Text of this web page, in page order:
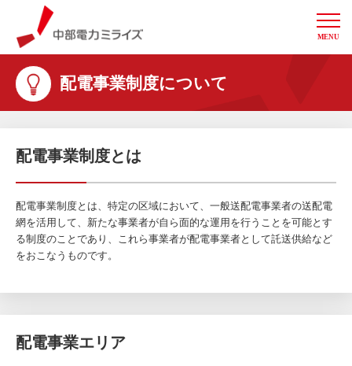
中部電力ミライズ
MENU
配電事業制度について
配電事業制度とは
配電事業制度とは、特定の区域において、一般送配電事業者の送配電
網を活用して、新たな事業者が自ら面的な運用を行うことを可能とす
る制度のことであり、これら事業者が配電事業者として託送供給など
をおこなうものです。
配電事業エリア